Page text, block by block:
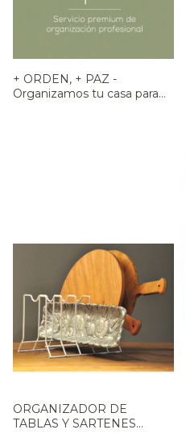
+ ORDEN, + PAZ -
Organizamos tu casa para
ORGANIZADOR DE
TABLAS Y SARTENES